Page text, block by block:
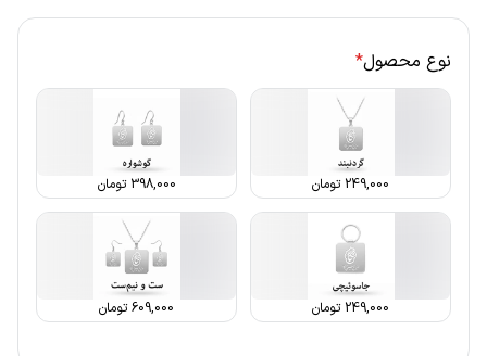
نوع محصول*
249,000 تومان 398,000 تومان
249,000 تومان 609,000تومان